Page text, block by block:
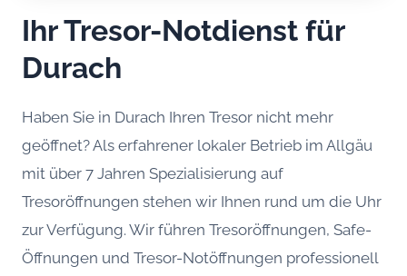
Ihr Tresor-Notdienst für
Durach
Haben Sie in Durach Ihren Tresor nicht mehr
geöffnet? Als erfahrener lokaler Betrieb im Allgäu
mit über 7 Jahren Spezialisierung auf
Tresoröffnungen stehen wir Ihnen rund um die Uhr
zur Verfügung. Wir führen Tresoröffnungen, Safe-
Öffnungen und Tresor-Notöffnungen professionell